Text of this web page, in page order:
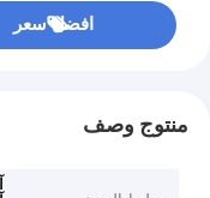
افضل سعر
منتوج وصف